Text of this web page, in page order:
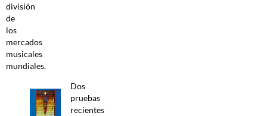
división
de
los
mercados
musicales
mundiales.
Dos
pruebas
recientes